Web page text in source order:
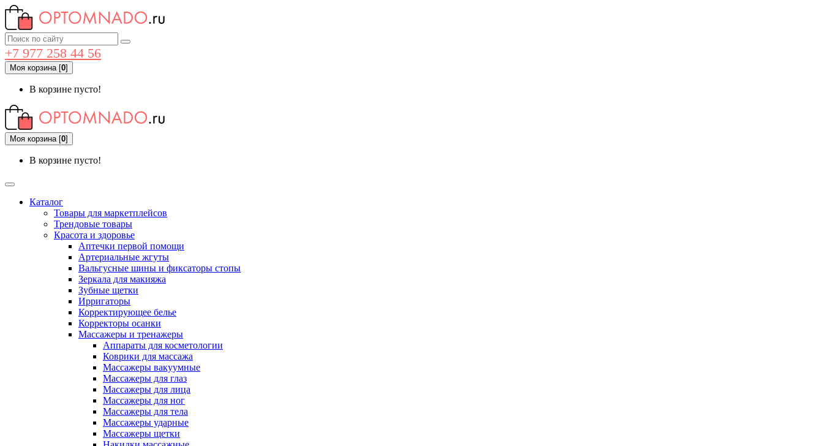
+7 977 258 44 56
Моя корзина[0]
В корзине пусто!
Моя корзина[0]
В корзине пусто!
Каталог
Товары для маркетплейсов
Трендовые товары
Красота и здоровье
Аптечки первой помощи
Артериальные жгуты
Вальгусные шины и фиксаторы стопы
Зеркала для макияжа
Зубные щетки
Ирригаторы
Корректирующее белье
Корректоры осанки
Массажеры и тренажеры
Аппараты для косметологии
Коврики для массажа
Массажеры вакуумные
Массажеры для глаз
Массажеры для лица
Массажеры для ног
Массажеры для тела
Массажеры ударные
Массажеры щетки